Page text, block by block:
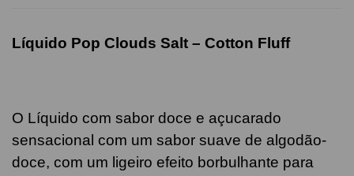
Líquido Pop Clouds Salt – Cotton Fluff
O Líquido com sabor doce e açucarado
sensacional com um sabor suave de algodão-
doce, com um ligeiro efeito borbulhante para